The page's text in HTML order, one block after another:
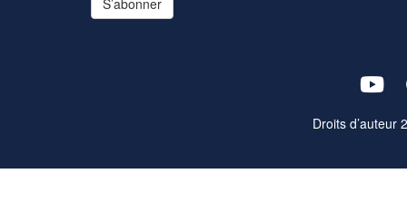
S’abonner
Droits d’auteur